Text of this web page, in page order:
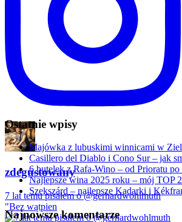
zdegustowany
7 lat temu pisałem o @gerhardwohlmuth
"Bez wątpien
Ostatnie wpisy
Majówka z lubuskimi winnicami w
Casillero del Diablo i Cono Sur – jak
6 butelek z Rafa-Wino – od Prioratu po
Najlepsze wina 2025 roku – mój TOP
Szekszárd – najlepsze Kadarki i
Najnowsze komentarze